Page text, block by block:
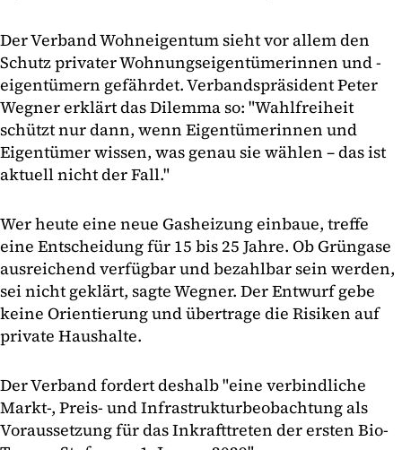
Der Verband Wohneigentum sieht vor allem den
Schutz privater Wohnungseigentümerinnen und -
eigentümern gefährdet. Verbandspräsident Peter
Wegner erklärt das Dilemma so: "Wahlfreiheit
schützt nur dann, wenn Eigentümerinnen und
Eigentümer wissen, was genau sie wählen – das ist
aktuell nicht der Fall."
Wer heute eine neue Gasheizung einbaue, treffe
eine Entscheidung für 15 bis 25 Jahre. Ob Grüngase
ausreichend verfügbar und bezahlbar sein werden,
sei nicht geklärt, sagte Wegner. Der Entwurf gebe
keine Orientierung und übertrage die Risiken auf
private Haushalte.
Der Verband fordert deshalb "eine verbindliche
Markt-, Preis- und Infrastrukturbeobachtung als
Voraussetzung für das Inkrafttreten der ersten Bio-